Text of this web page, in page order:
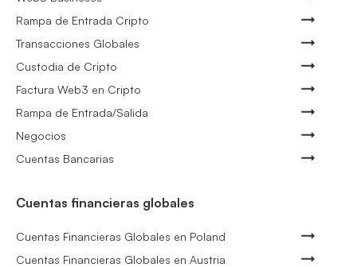
Rampa de Entrada Cripto
Transacciones Globales
Custodia de Cripto
Factura Web3 en Cripto
Rampa de Entrada/Salida
Negocios
Cuentas Bancarias
Cuentas financieras globales
Cuentas Financieras Globales en Poland
Cuentas Financieras Globales en Austria